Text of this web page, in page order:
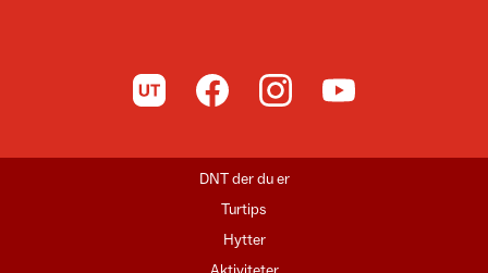
Til UT.no Til DNT på Facebook
Til DNT på Instagram
Til DNT på YouTube
DNT der du er
Turtips
Hytter